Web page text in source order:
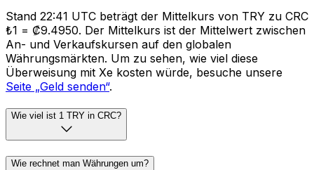
Stand 22:41 UTC beträgt der Mittelkurs von TRY zu CRC
₺1 = ₡9.4950. Der Mittelkurs ist der Mittelwert zwischen
An- und Verkaufskursen auf den globalen
Währungsmärkten. Um zu sehen, wie viel diese
Überweisung mit Xe kosten würde, besuche unsere
Seite „Geld senden“.
Wie viel ist 1 TRY in CRC?
Wie rechnet man Währungen um?